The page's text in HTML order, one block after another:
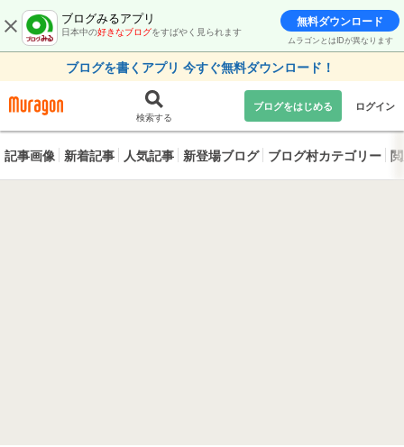
ブログみるアプリ
日本中の好きなブログをすばやく見られます
無料ダウンロード
ムラゴンとはIDが異なります
ブログを書くアプリ 今すぐ無料ダウンロード！
検索する
ブログをはじめる ログイン
記事画像 新着記事 人気記事 新登場ブログ ブログ村カテゴリー